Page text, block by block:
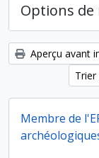
Options de
Aperçu avant
Membre de